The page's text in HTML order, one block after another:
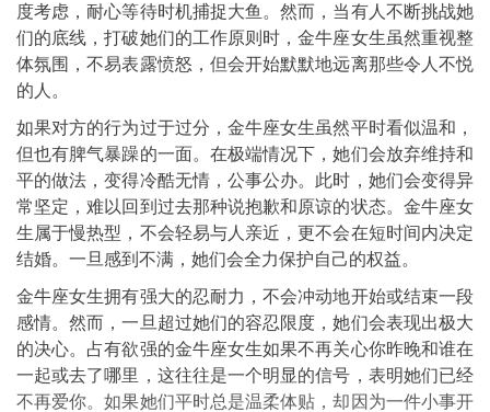
度考虑，耐心等待时机捕捉大鱼。然而，当有人不断挑战她
们的底线，打破她们的工作原则时，金牛座女生虽然重视整
体氛围，不易表露愤怒，但会开始默默地远离那些令人不悦
的人。
如果对方的行为过于过分，金牛座女生虽然平时看似温和，
但也有脾气暴躁的一面。在极端情况下，她们会放弃维持和
平的做法，变得冷酷无情，公事公办。此时，她们会变得异
常坚定，难以回到过去那种说抱歉和原谅的状态。金牛座女
生属于慢热型，不会轻易与人亲近，更不会在短时间内决定
结婚。一旦感到不满，她们会全力保护自己的权益。
金牛座女生拥有强大的忍耐力，不会冲动地开始或结束一段
感情。然而，一旦超过她们的容忍限度，她们会表现出极大
的决心。占有欲强的金牛座女生如果不再关心你昨晚和谁在
一起或去了哪里，这往往是一个明显的信号，表明她们已经
不再爱你。如果她们平时总是温柔体贴，却因为一件小事开